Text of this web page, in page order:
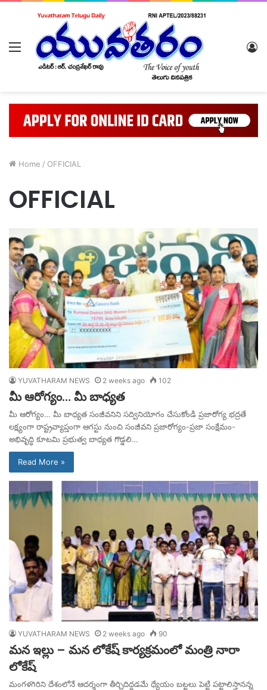
Menu
Home / OFFICIAL
OFFICIAL
YUVATHARAM NEWS 2 weeks ago 102
మీ ఆరోగ్యం… మీ బాధ్యత
మీ ఆరోగ్యం… మీ బాధ్యత సంజీవనిని సద్వినియోగం చేసుకోండి ప్రజారోగ్య భద్రతే
లక్ష్యంగా రాష్ట్రవ్యాప్తంగా ఆగస్టు నుంచి సంజీవని ప్రజారోగ్యం-ప్రజా సంక్షేమం-
అభివృద్ధి కూటమి ప్రభుత్వ బాధ్యత గొడ్డలి…
Read More »
YUVATHARAM NEWS 2 weeks ago 90
మన ఇల్లు – మన లోకేష్ కార్యక్రమంలో మంత్రి నారా
లోకేష్
మంగళగిరిని దేశంలోనే ఆదర్శంగా తీర్చిదిద్దడమే ధ్యేయం బట్టలు పెట్టి పట్టాలిస్తానన్న